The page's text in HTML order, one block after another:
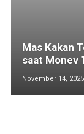
Mas Kakan
saat Monev
November 14, 2025